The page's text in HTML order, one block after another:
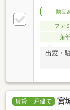
動画
ファ
角
出窓・
賃貸一戸建て 宮